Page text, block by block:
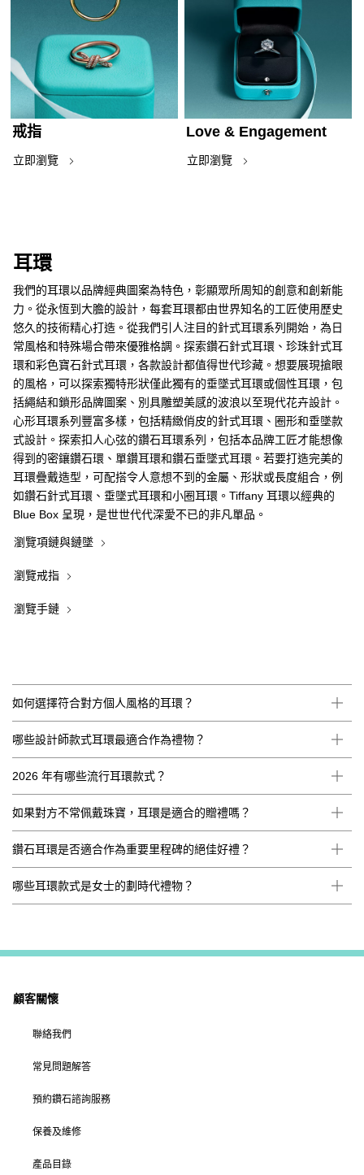
戒指
立即瀏覽
Love & Engagement
立即瀏覽
耳環
我們的耳環以品牌經典圖案為特色，彰顯眾所周知的創意和創新能
力。從永恆到大膽的設計，每套耳環都由世界知名的工匠使用歷史
悠久的技術精心打造。從我們引人注目的針式耳環系列開始，為日
常風格和特殊場合帶來優雅格調。探索鑽石針式耳環、珍珠針式耳
環和彩色寶石針式耳環，各款設計都值得世代珍藏。想要展現搶眼
的風格，可以探索獨特形狀僅此獨有的垂墜式耳環或個性耳環，包
括繩結和鎖形品牌圖案、別具雕塑美感的波浪以至現代花卉設計。
心形耳環系列豐富多樣，包括精緻俏皮的針式耳環、圈形和垂墜款
式設計。探索扣人心弦的鑽石耳環系列，包括本品牌工匠才能想像
得到的密鑲鑽石環、單鑽耳環和鑽石垂墜式耳環。若要打造完美的
耳環疊戴造型，可配搭令人意想不到的金屬、形狀或長度組合，例
如鑽石針式耳環、垂墜式耳環和小圈耳環。Tiffany 耳環以經典的
Blue Box 呈現，是世世代代深愛不已的非凡單品。
瀏覽項鏈與鏈墜
瀏覽戒指
瀏覽手鏈
如何選擇符合對方個人風格的耳環？
哪些設計師款式耳環最適合作為禮物？
2026 年有哪些流行耳環款式？
如果對方不常佩戴珠寶，耳環是適合的贈禮嗎？
鑽石耳環是否適合作為重要里程碑的絕佳好禮？
哪些耳環款式是女士的劃時代禮物？
顧客關懷
聯絡我們
常見問題解答
預約鑽石諮詢服務
保養及維修
產品目錄